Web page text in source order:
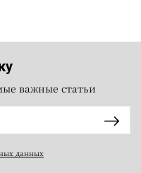
важные статьи
данных